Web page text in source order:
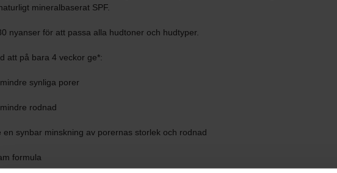
mineralbaserat SPF.
nyanser för att passa alla hudtoner och hudtyper.
att på bara 4 veckor ge*:
synliga porer
rodnad
en synbar minskning av porernas storlek och rodnad
formula